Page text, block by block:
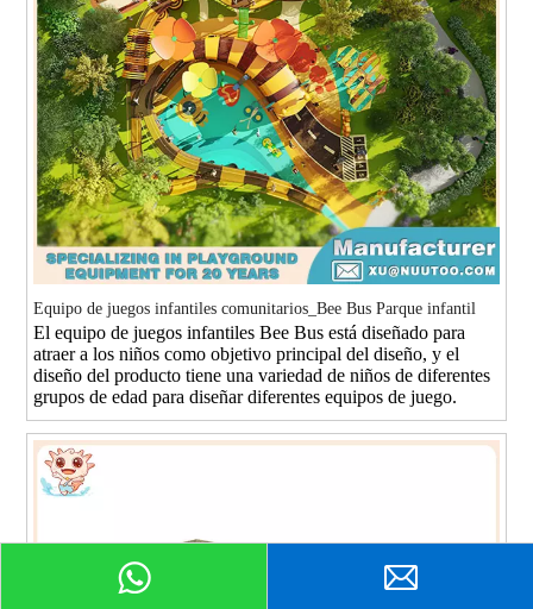
Equipo de juegos infantiles comunitarios_Bee Bus Parque infantil
El equipo de juegos infantiles Bee Bus está diseñado para
atraer a los niños como objetivo principal del diseño, y el
diseño del producto tiene una variedad de niños de diferentes
grupos de edad para diseñar diferentes equipos de juego.
Peticiones sobre producto